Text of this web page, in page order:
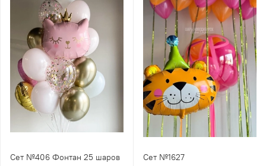
Сет №406 Фонтан 25 шаров Сет №1627